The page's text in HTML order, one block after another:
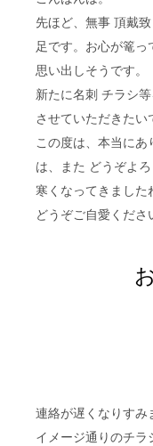
先ほど、無事 頂戴
足です。お心が篭
思い出しそうです。
新たに名刺 チラシ
させていただきたい
この度は、本当にあ
は、また どうぞよろ
寒くなってきました
どうぞご自愛くださ
連絡が遅くなりすみ
イメージ通りのチラ